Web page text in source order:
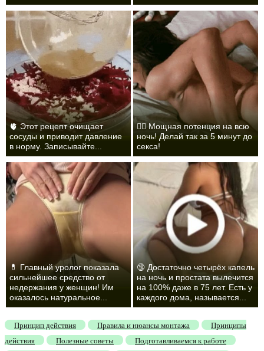
🫀 Этот рецепт очищает
сосуды и приводит давление
в норму. Записывайте...
❤️‍🔥 Мощная потенция на всю
ночь! Делай так за 5 минут до
секса!
💊 Главный уролог показала
сильнейшее средство от
недержания у женщин! Им
оказалось натуральное...
🔞 Достаточно четырёх капель
на ночь и простата вылечится
на 100% даже в 75 лет. Есть у
каждого дома, называется...
Принцип действия Правила и нюансы монтажа
Принципы
действия
Полезные советы
Подготавливаемся к работе